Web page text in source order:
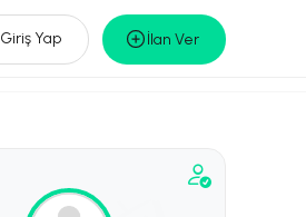
Giriş Yap İlan Ver